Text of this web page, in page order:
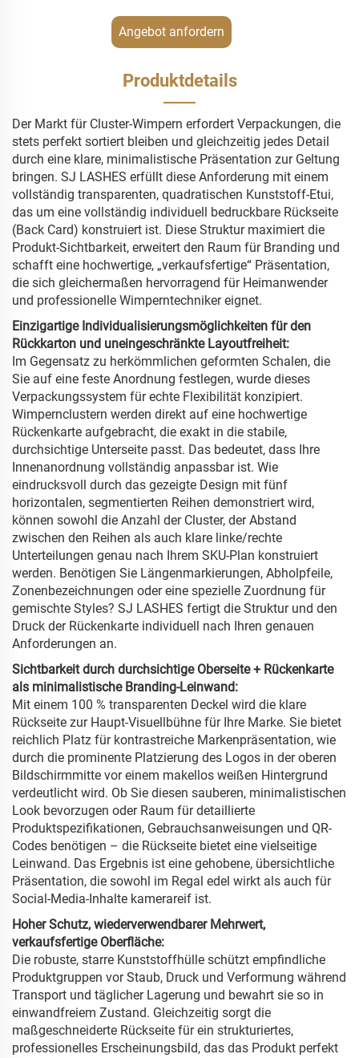
Angebot anfordern
Produktdetails
Der Markt für Cluster-Wimpern erfordert Verpackungen, die
stets perfekt sortiert bleiben und gleichzeitig jedes Detail
durch eine klare, minimalistische Präsentation zur Geltung
bringen. SJ LASHES erfüllt diese Anforderung mit einem
vollständig transparenten, quadratischen Kunststoff-Etui,
das um eine vollständig individuell bedruckbare Rückseite
(Back Card) konstruiert ist. Diese Struktur maximiert die
Produkt-Sichtbarkeit, erweitert den Raum für Branding und
schafft eine hochwertige, „verkaufsfertige“ Präsentation,
die sich gleichermaßen hervorragend für Heimanwender
und professionelle Wimperntechniker eignet.
Einzigartige Individualisierungsmöglichkeiten für den
Rückkarton und uneingeschränkte Layoutfreiheit:
Im Gegensatz zu herkömmlichen geformten Schalen, die
Sie auf eine feste Anordnung festlegen, wurde dieses
Verpackungssystem für echte Flexibilität konzipiert.
Wimpernclustern werden direkt auf eine hochwertige
Rückenkarte aufgebracht, die exakt in die stabile,
durchsichtige Unterseite passt. Das bedeutet, dass Ihre
Innenanordnung vollständig anpassbar ist. Wie
eindrucksvoll durch das gezeigte Design mit fünf
horizontalen, segmentierten Reihen demonstriert wird,
können sowohl die Anzahl der Cluster, der Abstand
zwischen den Reihen als auch klare linke/rechte
Unterteilungen genau nach Ihrem SKU-Plan konstruiert
werden. Benötigen Sie Längenmarkierungen, Abholpfeile,
Zonenbezeichnungen oder eine spezielle Zuordnung für
gemischte Styles? SJ LASHES fertigt die Struktur und den
Druck der Rückenkarte individuell nach Ihren genauen
Anforderungen an.
Sichtbarkeit durch durchsichtige Oberseite + Rückenkarte
als minimalistische Branding-Leinwand:
Mit einem 100 % transparenten Deckel wird die klare
Rückseite zur Haupt-Visuellbühne für Ihre Marke. Sie bietet
reichlich Platz für kontrastreiche Markenpräsentation, wie
durch die prominente Platzierung des Logos in der oberen
Bildschirmmitte vor einem makellos weißen Hintergrund
verdeutlicht wird. Ob Sie diesen sauberen, minimalistischen
Look bevorzugen oder Raum für detaillierte
Produktspezifikationen, Gebrauchsanweisungen und QR-
Codes benötigen – die Rückseite bietet eine vielseitige
Leinwand. Das Ergebnis ist eine gehobene, übersichtliche
Präsentation, die sowohl im Regal edel wirkt als auch für
Social-Media-Inhalte kamerareif ist.
Hoher Schutz, wiederverwendbarer Mehrwert,
verkaufsfertige Oberfläche:
Die robuste, starre Kunststoffhülle schützt empfindliche
Produktgruppen vor Staub, Druck und Verformung während
Transport und täglicher Lagerung und bewahrt sie so in
einwandfreiem Zustand. Gleichzeitig sorgt die
maßgeschneiderte Rückseite für ein strukturiertes,
professionelles Erscheinungsbild, das das Produkt perfekt